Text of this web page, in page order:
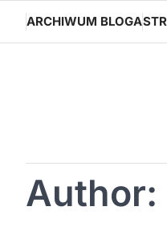
content
ARCHIWUM BLOGA
Author: